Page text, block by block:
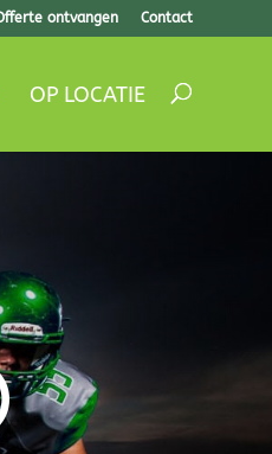
ontvangen Contact
OP LOCATIE